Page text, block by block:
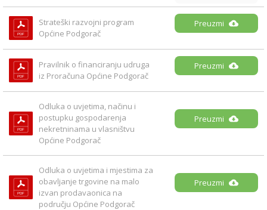
Strateški razvojni program
Općine Podgorač
Preuzmi
Pravilnik o financiranju udruga
iz Proračuna Općine Podgorač
Preuzmi
Odluka o uvjetima, načinu i
postupku gospodarenja
nekretninama u vlasništvu
Općine Podgorač
Preuzmi
Odluka o uvjetima i mjestima za
obavljanje trgovine na malo
izvan prodavaonica na
području Općine Podgorač
Preuzmi